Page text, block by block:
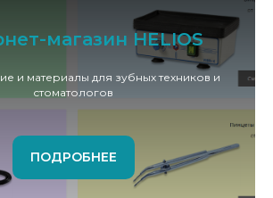
магазин HELIOS
и материалы для зубных техников и
стоматологов
ПОДРОБНЕЕ